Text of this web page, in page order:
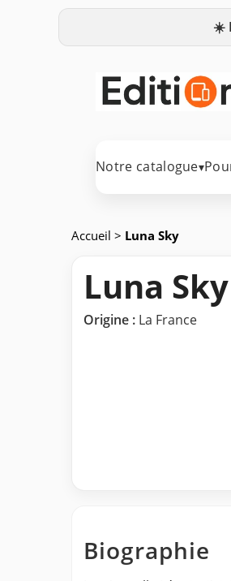
☀️
Notre catalogue▾
Accueil > Luna Sky
Luna Sky
Origine : La France
Biographie